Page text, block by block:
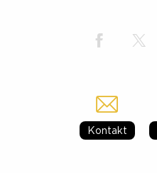
Kontakt